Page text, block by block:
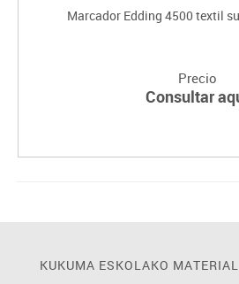
Marcador Edding 4500 textil
Precio
Consultar
KUKUMA ESKOLAKO